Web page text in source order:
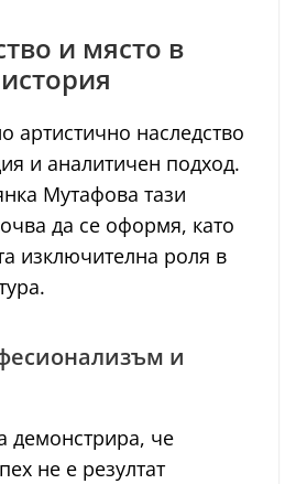
и място в
артистично наследство
и аналитичен подход.
Мутафова тази
да се оформя, като
изключителна роля в
и
демонстрира, че
не е резултат